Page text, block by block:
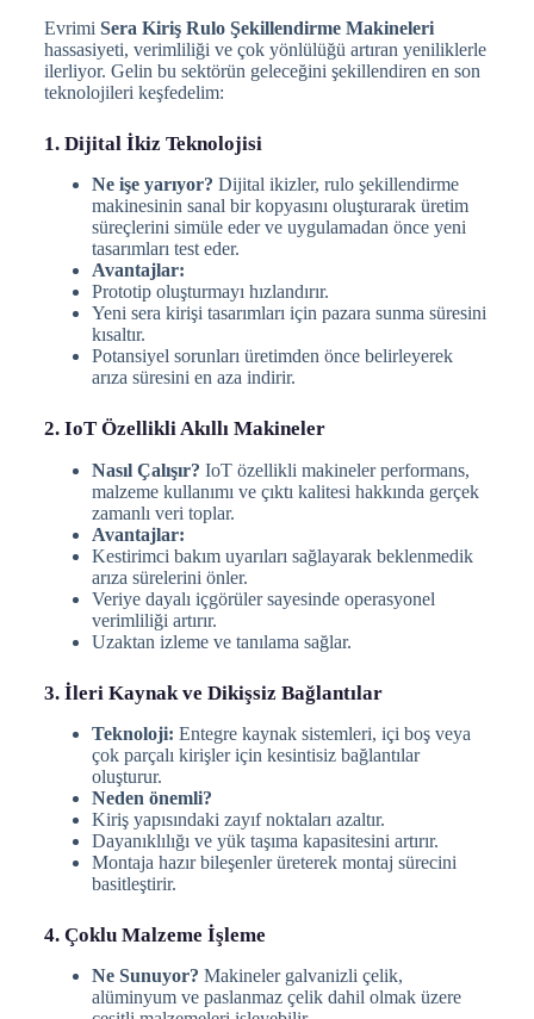
Evrimi Sera Kiriş Rulo Şekillendirme Makineleri
hassasiyeti, verimliliği ve çok yönlülüğü artıran yeniliklerle
ilerliyor. Gelin bu sektörün geleceğini şekillendiren en son
teknolojileri keşfedelim:
1. Dijital İkiz Teknolojisi
Ne işe yarıyor? Dijital ikizler, rulo şekillendirme
makinesinin sanal bir kopyasını oluşturarak üretim
süreçlerini simüle eder ve uygulamadan önce yeni
tasarımları test eder.
Avantajlar:
Prototip oluşturmayı hızlandırır.
Yeni sera kirişi tasarımları için pazara sunma süresini
kısaltır.
Potansiyel sorunları üretimden önce belirleyerek
arıza süresini en aza indirir.
2. IoT Özellikli Akıllı Makineler
Nasıl Çalışır? IoT özellikli makineler performans,
malzeme kullanımı ve çıktı kalitesi hakkında gerçek
zamanlı veri toplar.
Avantajlar:
Kestirimci bakım uyarıları sağlayarak beklenmedik
arıza sürelerini önler.
Veriye dayalı içgörüler sayesinde operasyonel
verimliliği artırır.
Uzaktan izleme ve tanılama sağlar.
3. İleri Kaynak ve Dikişsiz Bağlantılar
Teknoloji: Entegre kaynak sistemleri, içi boş veya
çok parçalı kirişler için kesintisiz bağlantılar
oluşturur.
Neden önemli?
Kiriş yapısındaki zayıf noktaları azaltır.
Dayanıklılığı ve yük taşıma kapasitesini artırır.
Montaja hazır bileşenler üreterek montaj sürecini
basitleştirir.
4. Çoklu Malzeme İşleme
Ne Sunuyor? Makineler galvanizli çelik,
alüminyum ve paslanmaz çelik dahil olmak üzere